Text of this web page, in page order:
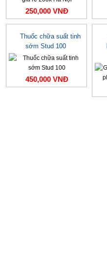
250,000 VNĐ
Thuốc chữa suất tinh
sớm Stud 100
450,000 VNĐ